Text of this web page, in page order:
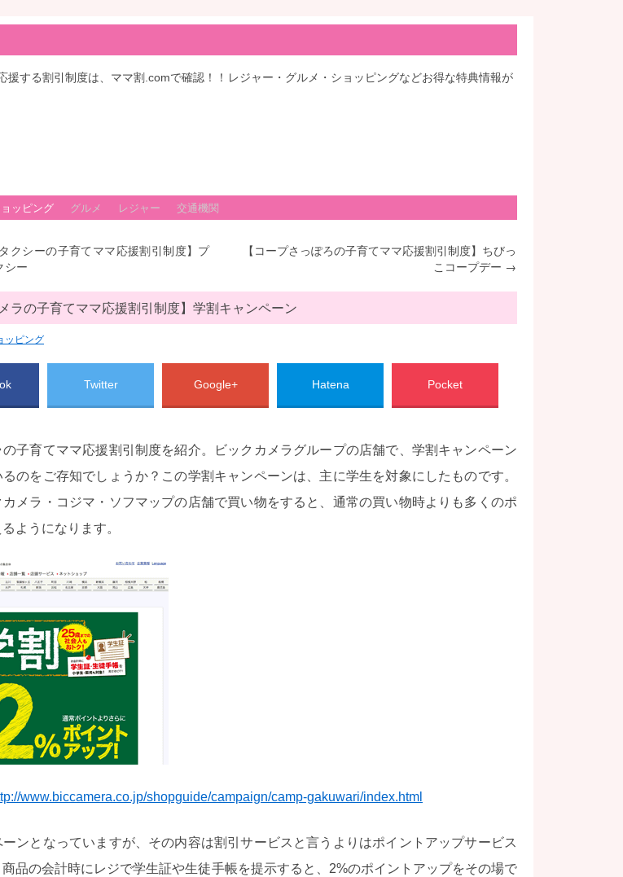
援する割引制度は、ママ割.comで確認！！レジャー・グルメ・ショッピングなどお得な特典情報が
ッピング グルメ レジャー 交通機関
クシーの子育てママ応援割引制度】プ
シー
【コープさっぽろの子育てママ応援割引制度】ちびっ
こコープデー →
ラの子育てママ応援割引制度】学割キャンペーン
ッピング
Twitter Google+ Hatena Pocket
の子育てママ応援割引制度を紹介。ビックカメラグループの店舗で、学割キャンペーン
のをご存知でしょうか？この学割キャンペーンは、主に学生を対象にしたものです。
メラ・コジマ・ソフマップの店舗で買い物をすると、通常の買い物時よりも多くのポ
ようになります。
www.biccamera.co.jp/shopguide/campaign/camp-gakuwari/index.html
ンとなっていますが、その内容は割引サービスと言うよりはポイントアップサービス
品の会計時にレジで学生証や生徒手帳を提示すると、2%のポイントアップをその場で